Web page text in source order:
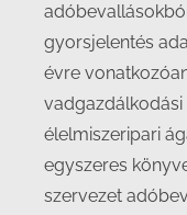
gyorsjelentés
évre
vadgazdálkodási
élelmiszeripari
egyszeres
szervezet